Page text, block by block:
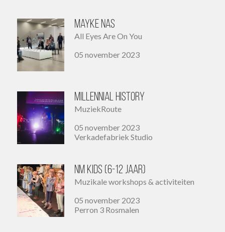
Mayke Nas
All Eyes Are On You
05 november 2023
Millennial History
MuziekRoute
05 november 2023
Verkadefabriek Studio
NM Kids (6-12 jaar)
Muzikale workshops & activiteiten
05 november 2023
Perron 3 Rosmalen